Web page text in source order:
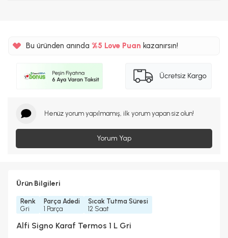
Bu üründen anında %5
%5
Love Puan kazanırsın!
Henüz yorum yapılmamış, ilk yorum yapan siz olun!
Yorum Yap
Ürün Bilgileri
Renk
Gri
Parça Adedi
1 Parça
Sıcak Tutma Süresi
12 Saat
Alfi Signo Karaf Termos 1 L Gri